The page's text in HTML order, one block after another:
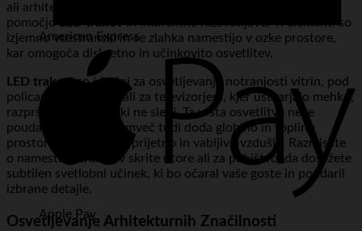
American Express
Apple Pay
ali arhitekturnih niš – vse to lahko postane osrednja točka s
pomočjoLED trakovin indirektne razsvetljave. Ti elementi so
izjemno vsestranski in se zlahka namestijo v ozke prostore,
kar omogoča diskretno in učinkovito osvetlitev.
LED trakoviso idealni za osvetljevanje notranjosti vitrin, pod
policami, za ogledali ali za televizorjem, kjer ustvarjajo mehko,
razpršeno svetlobo, ki ne slepi. Ta vrsta osvetlitve ne le
poudari predmete, temveč tudi doda globino in toplino
prostoru, kar ustvarja prijetno in vabljivo vzdušje. Razmislite
o namestitvi trakov v skrite utore ali za pohištvo, da dosežete
subtilen svetlobni učinek, ki bo očaral vaše goste in poudaril
izbrane detajle.
Osvetljevanje Arhitekturnih Značilnosti